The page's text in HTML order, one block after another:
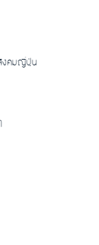
งคมญี่ปุ่น